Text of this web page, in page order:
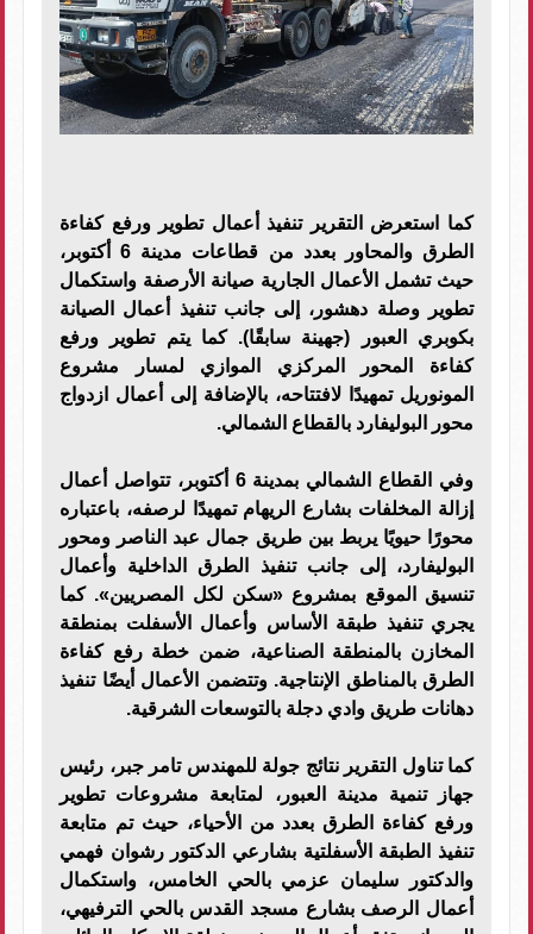
كما استعرض التقرير تنفيذ أعمال تطوير ورفع كفاءة
الطرق والمحاور بعدد من قطاعات مدينة 6 أكتوبر،
حيث تشمل الأعمال الجارية صيانة الأرصفة واستكمال
تطوير وصلة دهشور، إلى جانب تنفيذ أعمال الصيانة
بكوبري العبور (جهينة سابقًا). كما يتم تطوير ورفع
كفاءة المحور المركزي الموازي لمسار مشروع
المونوريل تمهيدًا لافتتاحه، بالإضافة إلى أعمال ازدواج
محور البوليفارد بالقطاع الشمالي.
وفي القطاع الشمالي بمدينة 6 أكتوبر، تتواصل أعمال
إزالة المخلفات بشارع الريهام تمهيدًا لرصفه، باعتباره
محورًا حيويًا يربط بين طريق جمال عبد الناصر ومحور
البوليفارد، إلى جانب تنفيذ الطرق الداخلية وأعمال
تنسيق الموقع بمشروع «سكن لكل المصريين». كما
يجري تنفيذ طبقة الأساس وأعمال الأسفلت بمنطقة
المخازن بالمنطقة الصناعية، ضمن خطة رفع كفاءة
الطرق بالمناطق الإنتاجية. وتتضمن الأعمال أيضًا تنفيذ
دهانات طريق وادي دجلة بالتوسعات الشرقية.
كما تناول التقرير نتائج جولة للمهندس تامر جبر، رئيس
جهاز تنمية مدينة العبور، لمتابعة مشروعات تطوير
ورفع كفاءة الطرق بعدد من الأحياء، حيث تم متابعة
تنفيذ الطبقة الأسفلتية بشارعي الدكتور رشوان فهمي
والدكتور سليمان عزمي بالحي الخامس، واستكمال
أعمال الرصف بشارع مسجد القدس بالحي الترفيهي،